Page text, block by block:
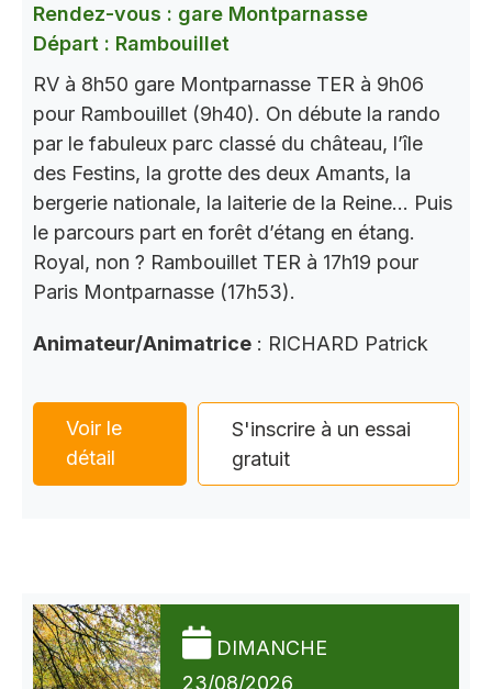
Rendez-vous : gare Montparnasse
Départ : Rambouillet
RV à 8h50 gare Montparnasse TER à 9h06
pour Rambouillet (9h40). On débute la rando
par le fabuleux parc classé du château, l’île
des Festins, la grotte des deux Amants, la
bergerie nationale, la laiterie de la Reine… Puis
le parcours part en forêt d’étang en étang.
Royal, non ? Rambouillet TER à 17h19 pour
Paris Montparnasse (17h53).
Animateur/Animatrice : RICHARD Patrick
Voir le
détail
S'inscrire à un essai
gratuit
DIMANCHE
23/08/2026